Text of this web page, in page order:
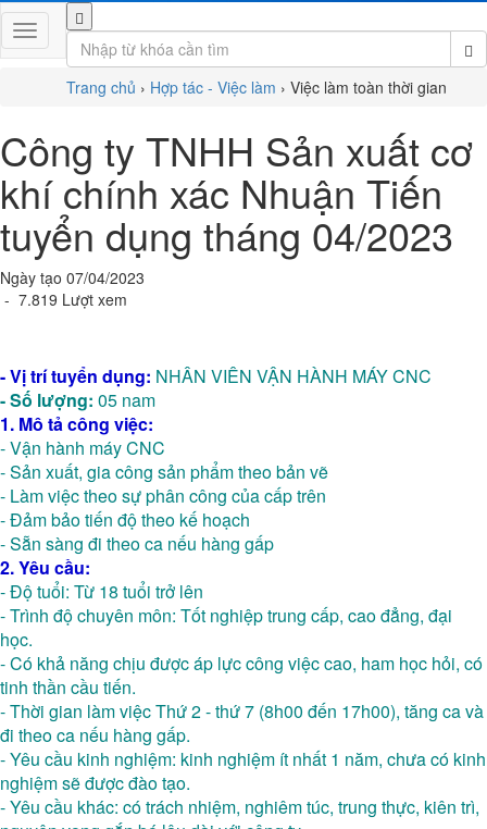
Trang chủ › Hợp tác - Việc làm › Việc làm toàn thời gian
Công ty TNHH Sản xuất cơ
khí chính xác Nhuận Tiến
tuyển dụng tháng 04/2023
Ngày tạo 07/04/2023
- 7.819 Lượt xem
- Vị trí tuyển dụng: NHÂN VIÊN VẬN HÀNH MÁY CNC
- Số lượng: 05 nam
1. Mô tả công việc:
-Vận hành máy CNC
-Sản xuất, gia công sản phẩm theo bản vẽ
- Làm việc theo sự phân công của cấp trên
-Đảm bảo tiến độ theo kế hoạch
-Sẵn sàng đi theo ca nếu hàng gấp
2. Yêu cầu:
-Độ tuổi: Từ 18 tuổi trở lên
-Trình độ chuyên môn: Tốt nghiệp trung cấp, cao đẳng, đại
học.
-Có khả năng chịu được áp lực công việc cao, ham học hỏi, có
tinh thần cầu tiến.
-Thời gian làm việc Thứ 2 - thứ 7 (8h00 đến 17h00), tăng ca và
đi theo ca nếu hàng gấp.
-Yêu cầu kinh nghiệm: kinh nghiệm ít nhất 1 năm, chưa có kinh
nghiệm sẽ được đào tạo.
-Yêu cầu khác: có trách nhiệm, nghiêm túc, trung thực, kiên trì,